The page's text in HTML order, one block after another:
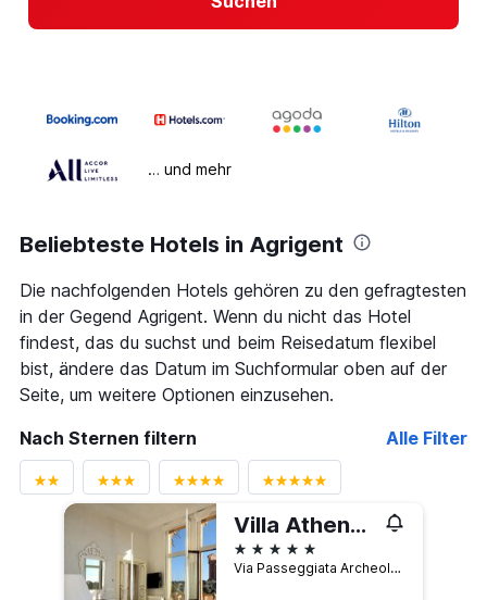
… und mehr
Beliebteste Hotels in Agrigent
Die nachfolgenden Hotels gehören zu den gefragtesten
in der Gegend Agrigent. Wenn du nicht das Hotel
findest, das du suchst und beim Reisedatum flexibel
bist, ändere das Datum im Suchformular oben auf der
Seite, um weitere Optionen einzusehen.
Nach Sternen filtern
Alle Filter
Villa Athena Resort
5 Sterne
Via Passeggiata Archeologica 33, Agrigent, Sizilien, Italien